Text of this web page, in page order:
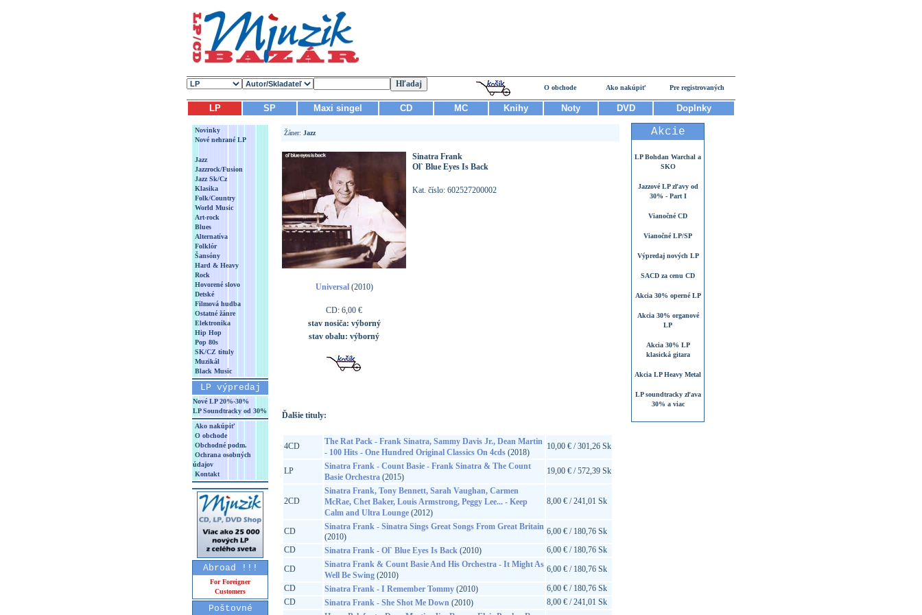
O obchode Ako nakúpiť Pre registrovaných
LP SP Maxi singel CD MC Knihy Noty DVD Doplnky
Novinky
Nové nehrané LP
Jazz
Jazzrock/Fusion
Jazz Sk/Cz
Klasika
Folk/Country
World Music
Art-rock
Blues
Alternatíva
Folklór
Šansóny
Hard & Heavy
Rock
Hovorené slovo
Detské
Filmová hudba
Ostatné žánre
Elektronika
Hip Hop
Pop 80s
SK/CZ tituly
Muzikál
Black Music
LP výpredaj
Nové LP 20%-30%
LP Soundtracky od 30%
Ako nakúpiť
O obchode
Obchodné podm.
Ochrana osobných
údajov
Kontakt
Abroad !!!
For Foreigner
Customers
Poštovné
Žáner: Jazz
Universal(2010)
CD: 6,00 €
stav nosiča: výborný
stav obalu: výborný
Sinatra Frank
Ol` Blue Eyes Is Back
Kat. číslo: 602527200002
Ďalšie tituly:
4CD
The Rat Pack - Frank Sinatra, Sammy Davis Jr., Dean Martin
- 100 Hits - One Hundred Original Classics On 4cds(2018)
10,00 € / 301,26 Sk
LP
Sinatra Frank - Count Basie - Frank Sinatra & The Count
Basie Orchestra(2015)
19,00 € / 572,39 Sk
2CD
Sinatra Frank, Tony Bennett, Sarah Vaughan, Carmen
McRae, Chet Baker, Louis Armstrong, Peggy Lee... - Keep
Calm and Ultra Lounge(2012)
8,00 € / 241,01 Sk
CD
Sinatra Frank - Sinatra Sings Great Songs From Great Britain
(2010)
6,00 € / 180,76 Sk
CD
Sinatra Frank - Ol` Blue Eyes Is Back(2010)
6,00 € / 180,76 Sk
CD
Sinatra Frank & Count Basie And His Orchestra - It Might As
Well Be Swing(2010)
6,00 € / 180,76 Sk
CD
Sinatra Frank - I Remember Tommy(2010)
6,00 € / 180,76 Sk
CD
Sinatra Frank - She Shot Me Down(2010)
8,00 € / 241,01 Sk
Akcie
LP Bohdan Warchal a
SKO
Jazzové LP zľavy od
30% - Part I
Vianočné CD
Vianočné LP/SP
Výpredaj nových LP
SACD za cenu CD
Akcia 30% operné LP
Akcia 30% organové
LP
Akcia 30% LP
klasická gitara
Akcia LP Heavy Metal
LP soundtracky zľava
30% a viac